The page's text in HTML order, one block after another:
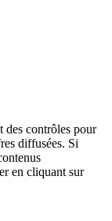
des contrôles pour
diffusées. Si
en cliquant sur